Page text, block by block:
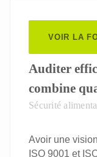
Responsable
Responsable
Technicien de
VOIR LA
Auditer
combine
Sécurité
Avoir une
ISO 9001 et